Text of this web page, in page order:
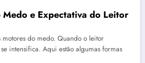
Medo e Expectativa do Leitor
do medo. Quando o leitor
intensifica. Aqui estão algumas formas